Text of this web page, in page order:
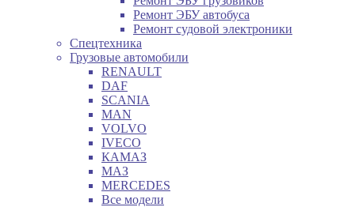
Ремонт ЭБУ автобуса
Ремонт судовой электроники
Спецтехника
Грузовые автомобили
RENAULT
DAF
SCANIA
MAN
VOLVO
IVECO
КАМАЗ
МАЗ
MERCEDES
Все модели